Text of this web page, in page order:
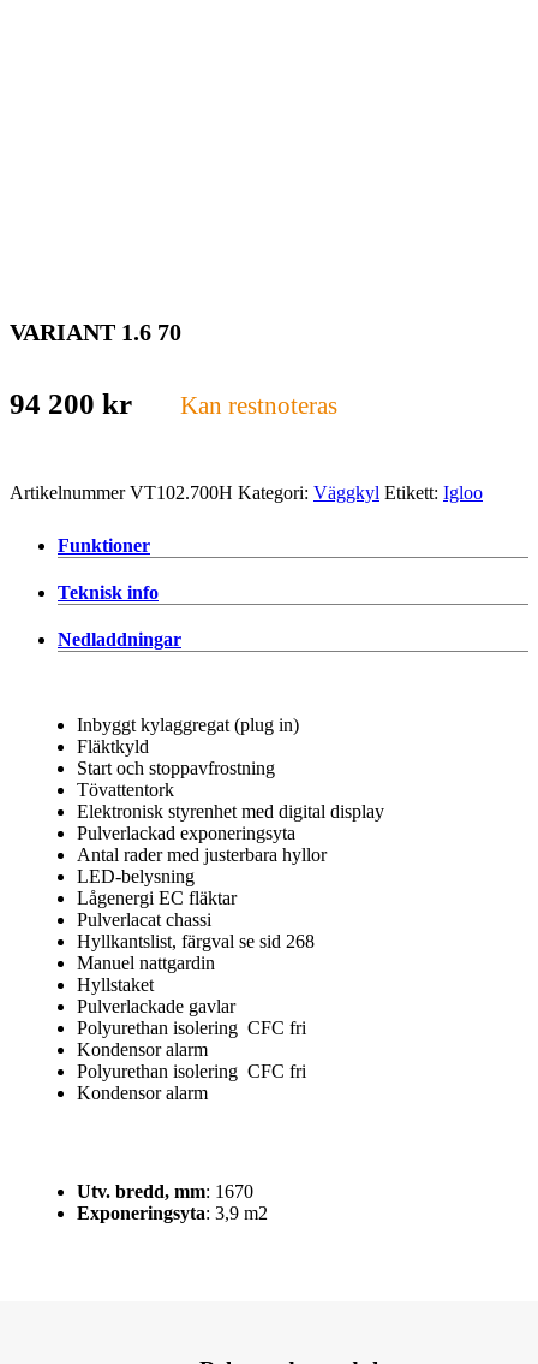
VARIANT 1.6 70
94 200 kr Kan restnoteras
ArtikelnummerVT102.700H Kategori: Väggkyl Etikett: Igloo
Funktioner
Teknisk info
Nedladdningar
Inbyggt kylaggregat (plug in)
Fläktkyld
Start och stoppavfrostning
Tövattentork
Elektronisk styrenhet med digital display
Pulverlackad exponeringsyta
Antal rader med justerbara hyllor
LED-belysning
Lågenergi EC fläktar
Pulverlacat chassi
Hyllkantslist, färgval se sid 268
Manuel nattgardin
Hyllstaket
Pulverlackade gavlar
Polyurethan isolering CFC fri
Kondensor alarm
Polyurethan isolering CFC fri
Kondensor alarm
Utv. bredd, mm: 1670
Exponeringsyta: 3,9 m2